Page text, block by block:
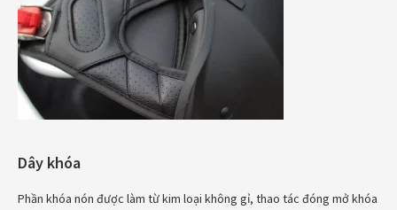
Dây khóa
Phần khóa nón được làm từ kim loại không gỉ, thao tác đóng mở khóa